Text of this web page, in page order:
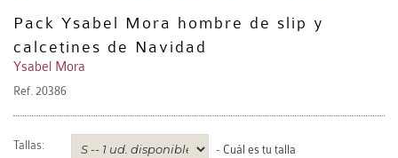
Pack Ysabel Mora hombre de slip y
calcetines de Navidad
Ysabel Mora
Ref. 20386
Tallas: - Cuál es tu talla